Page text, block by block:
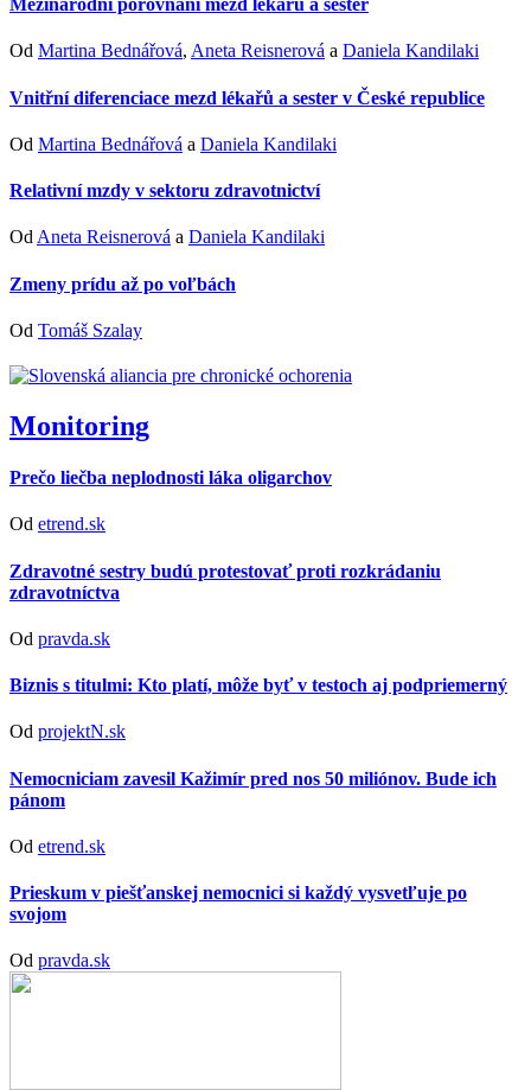
Mezinárodní porovnání mezd lékařů a sester
Od Martina Bednářová, Aneta Reisnerová a Daniela Kandilaki
Vnitřní diferenciace mezd lékařů a sester v České republice
Od Martina Bednářová a Daniela Kandilaki
Relativní mzdy v sektoru zdravotnictví
OdAneta Reisnerová a Daniela Kandilaki
Zmeny prídu až po voľbách
Od Tomáš Szalay
Monitoring
Prečo liečba neplodnosti láka oligarchov
Od etrend.sk
Zdravotné sestry budú protestovať proti rozkrádaniu
zdravotníctva
Od pravda.sk
Biznis s titulmi: Kto platí, môže byť v testoch aj podpriemerný
Od projektN.sk
Nemocniciam zavesil Kažimír pred nos 50 miliónov. Bude ich
pánom
Od etrend.sk
Prieskum v piešťanskej nemocnici si každý vysvetľuje po
svojom
Od pravda.sk